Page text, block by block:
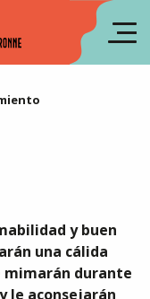
favoris
y buen
una cálida
mimarán durante
le aconsejarán